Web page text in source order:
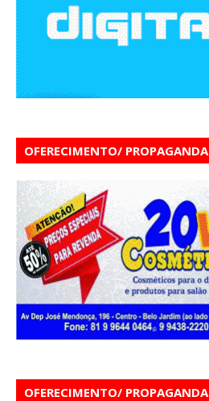
OFERECIMENTO/ PROPAGANDA
OFERECIMENTO/ PROPAGANDA